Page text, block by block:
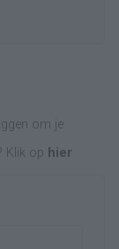
om je
Klik op hier